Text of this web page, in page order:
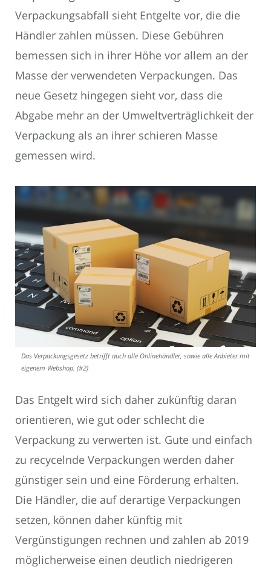
Verpackungsabfall sieht Entgelte vor, die die
Händler zahlen müssen. Diese Gebühren
bemessen sich in ihrer Höhe vor allem an der
Masse der verwendeten Verpackungen. Das
neue Gesetz hingegen sieht vor, dass die
Abgabe mehr an der Umweltverträglichkeit der
Verpackung als an ihrer schieren Masse
gemessen wird.
Das Verpackungsgesetz betrifft auch alle Onlinehändler, sowie alle Anbieter mit
eigenem Webshop. (#2)
Das Entgelt wird sich daher zukünftig daran
orientieren, wie gut oder schlecht die
Verpackung zu verwerten ist. Gute und einfach
zu recycelnde Verpackungen werden daher
günstiger sein und eine Förderung erhalten.
Die Händler, die auf derartige Verpackungen
setzen, können daher künftig mit
Vergünstigungen rechnen und zahlen ab 2019
möglicherweise einen deutlich niedrigeren